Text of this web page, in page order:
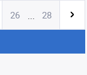
26 ... 28